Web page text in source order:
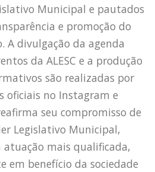
Municipal e pautados
e promoção do
A divulgação da agenda
da ALESC e a produção
são realizadas por
oficiais no Instagram e
seu compromisso de
Legislativo Municipal,
mais qualificada,
em benefício da sociedade